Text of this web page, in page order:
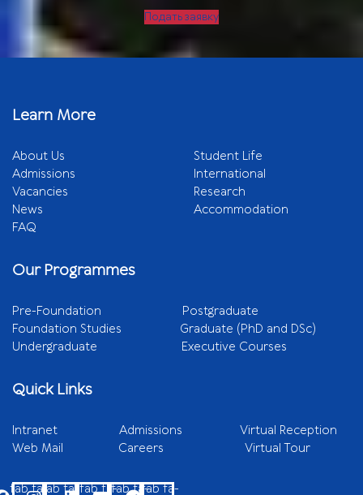
Подать заявку
Learn More
About Us
Admissions
Vacancies
News
FAQ
Student Life
International
Research
Accommodation
Our Programmes
Pre-Foundation Postgraduate
Foundation Studies Graduate (PhD and DSc)
Undergraduate Executive Courses
Quick Links
Intranet Admissions Virtual Reception
Web Mail Careers Virtual Tour
fab fa-fab fa- fab fa-fab fa-fab fa-